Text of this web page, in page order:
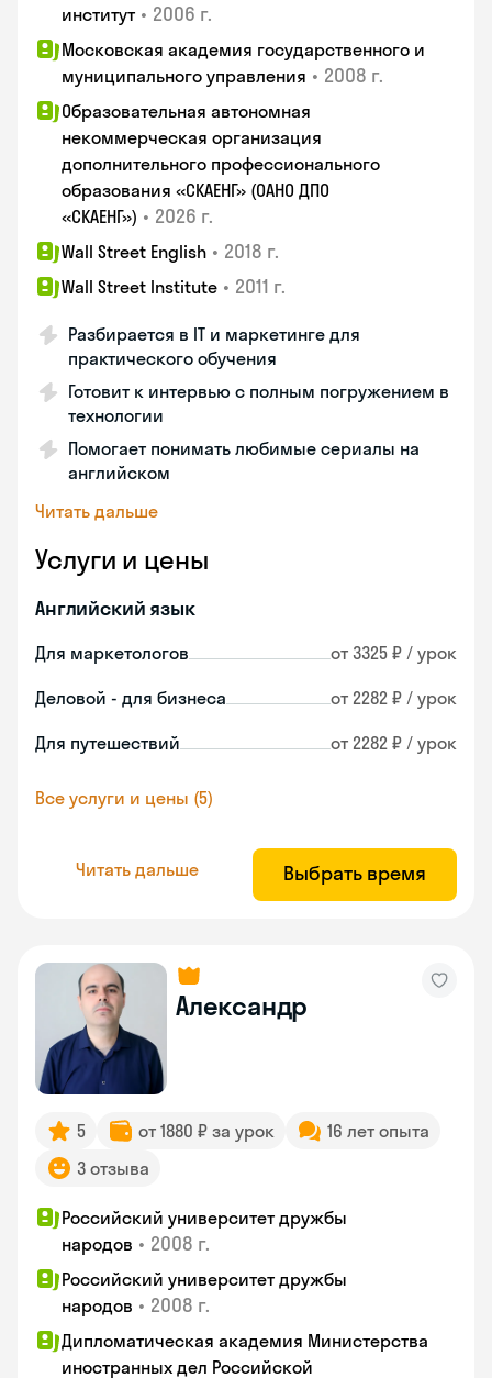
институт • 2006 г.
Московская академия государственного и
муниципального управления • 2008 г.
Образовательная автономная
некоммерческая организация
дополнительного профессионального
образования «СКАЕНГ» (ОАНО ДПО
«СКАЕНГ») • 2026 г.
Wall Street English • 2018 г.
Wall Street Institute • 2011 г.
Разбирается в IT и маркетинге для
практического обучения
Готовит к интервью с полным погружением в
технологии
Помогает понимать любимые сериалы на
английском
Читать дальше
Услуги и цены
Английский язык
Для маркетологов от 3325 ₽ / урок
Деловой - для бизнеса от 2282 ₽ / урок
Для путешествий от 2282 ₽ / урок
Все услуги и цены (5)
Читать дальше Выбрать время
Александр
5 от 1880 ₽ за урок
16 лет опыта
3 отзыва
Российский университет дружбы
народов • 2008 г.
Российский университет дружбы
народов • 2008 г.
Дипломатическая академия Министерства
иностранных дел Российской